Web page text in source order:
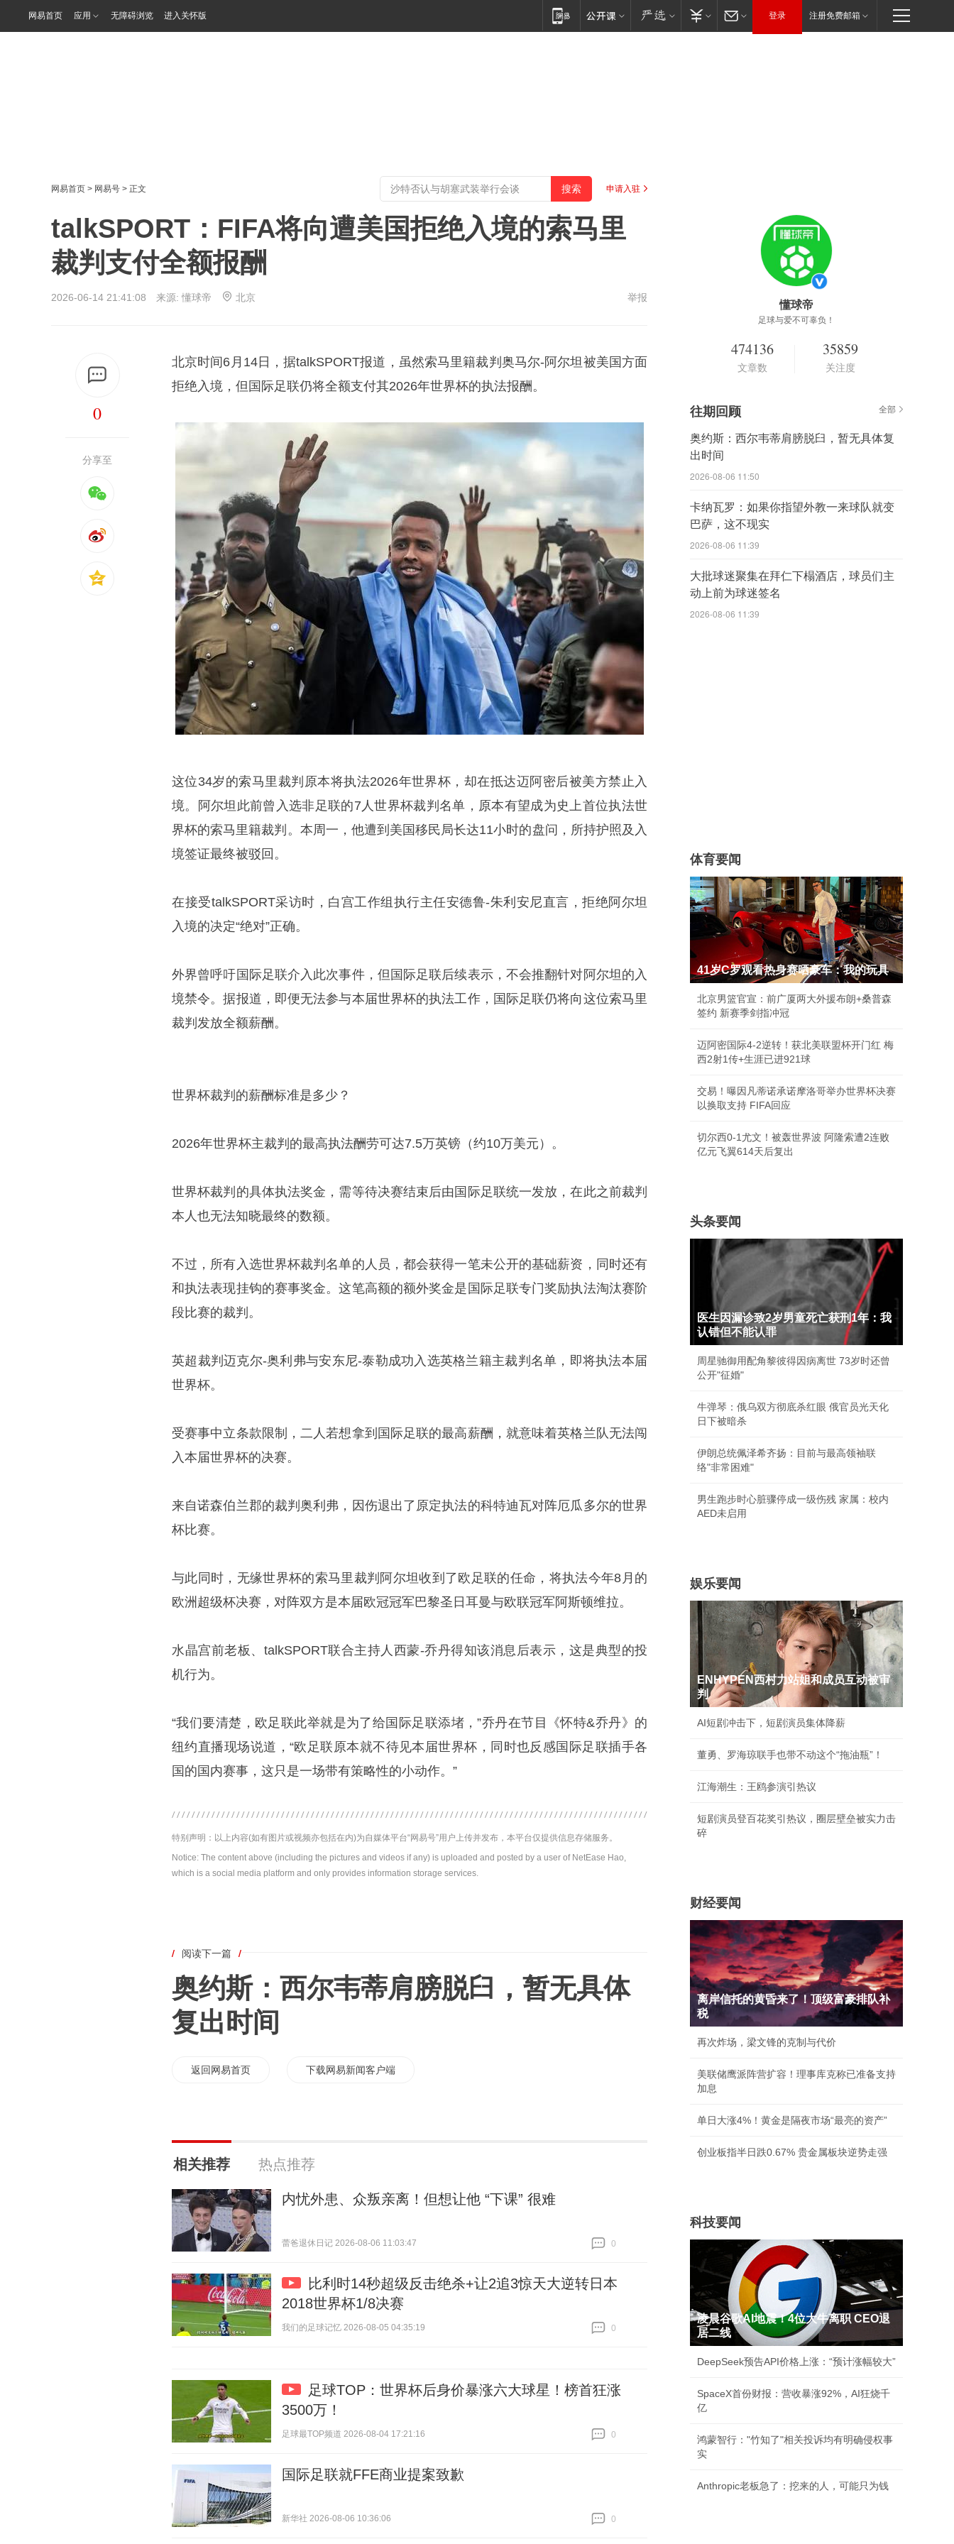
网易首页 应用 无障碍浏览 进入关怀版 登录 注册免费邮箱
网易首页 > 网易号 > 正文 申请入驻
talkSPORT：FIFA将向遭美国拒绝入境的索马里
裁判支付全额报酬
2026-06-14 21:41:08 来源: 懂球帝 北京 举报
0
分享至
北京时间6月14日，据talkSPORT报道，虽然索马里籍裁判奥马尔-阿尔坦被美国方面
拒绝入境，但国际足联仍将全额支付其2026年世界杯的执法报酬。
这位34岁的索马里裁判原本将执法2026年世界杯，却在抵达迈阿密后被美方禁止入
境。阿尔坦此前曾入选非足联的7人世界杯裁判名单，原本有望成为史上首位执法世
界杯的索马里籍裁判。本周一，他遭到美国移民局长达11小时的盘问，所持护照及入
境签证最终被驳回。
在接受talkSPORT采访时，白宫工作组执行主任安德鲁-朱利安尼直言，拒绝阿尔坦
入境的决定“绝对”正确。
外界曾呼吁国际足联介入此次事件，但国际足联后续表示，不会推翻针对阿尔坦的入
境禁令。据报道，即便无法参与本届世界杯的执法工作，国际足联仍将向这位索马里
裁判发放全额薪酬。
世界杯裁判的薪酬标准是多少？
2026年世界杯主裁判的最高执法酬劳可达7.5万英镑（约10万美元）。
世界杯裁判的具体执法奖金，需等待决赛结束后由国际足联统一发放，在此之前裁判
本人也无法知晓最终的数额。
不过，所有入选世界杯裁判名单的人员，都会获得一笔未公开的基础薪资，同时还有
和执法表现挂钩的赛事奖金。这笔高额的额外奖金是国际足联专门奖励执法淘汰赛阶
段比赛的裁判。
英超裁判迈克尔-奥利弗与安东尼-泰勒成功入选英格兰籍主裁判名单，即将执法本届
世界杯。
受赛事中立条款限制，二人若想拿到国际足联的最高薪酬，就意味着英格兰队无法闯
入本届世界杯的决赛。
来自诺森伯兰郡的裁判奥利弗，因伤退出了原定执法的科特迪瓦对阵厄瓜多尔的世界
杯比赛。
与此同时，无缘世界杯的索马里裁判阿尔坦收到了欧足联的任命，将执法今年8月的
欧洲超级杯决赛，对阵双方是本届欧冠冠军巴黎圣日耳曼与欧联冠军阿斯顿维拉。
水晶宫前老板、talkSPORT联合主持人西蒙-乔丹得知该消息后表示，这是典型的投
机行为。
“我们要清楚，欧足联此举就是为了给国际足联添堵，”乔丹在节目《怀特&乔丹》的
纽约直播现场说道，“欧足联原本就不待见本届世界杯，同时也反感国际足联插手各
国的国内赛事，这只是一场带有策略性的小动作。”
特别声明：以上内容(如有图片或视频亦包括在内)为自媒体平台“网易号”用户上传并发布，本平台仅提供信息存储服务。
Notice: The content above (including the pictures and videos if any) is uploaded and posted by a user of NetEase Hao,
which is a social media platform and only provides information storage services.
/ 阅读下一篇 /
奥约斯：西尔韦蒂肩膀脱臼，暂无具体
复出时间
返回网易首页 下载网易新闻客户端
相关推荐 热点推荐
内忧外患、众叛亲离！但想让他 “下课” 很难
蕾爸退休日记 2026-08-06 11:03:47
0
比利时14秒超级反击绝杀+让2追3惊天大逆转日本
2018世界杯1/8决赛
我们的足球记忆 2026-08-05 04:35:19
0
足球TOP：世界杯后身价暴涨六大球星！榜首狂涨
3500万！
足球最TOP频道 2026-08-04 17:21:16
0
国际足联就FFE商业提案致歉
新华社 2026-08-06 10:36:06
0
懂球帝
足球与爱不可辜负！
474136
文章数
35859
关注度
往期回顾 全部
奥约斯：西尔韦蒂肩膀脱臼，暂无具体复
出时间
2026-08-06 11:50
卡纳瓦罗：如果你指望外教一来球队就变
巴萨，这不现实
2026-08-06 11:39
大批球迷聚集在拜仁下榻酒店，球员们主
动上前为球迷签名
2026-08-06 11:39
体育要闻
41岁C罗观看热身赛晒豪车：我的玩具
北京男篮官宣：前广厦两大外援布朗+桑普森
签约 新赛季剑指冲冠
迈阿密国际4-2逆转！获北美联盟杯开门红 梅
西2射1传+生涯已进921球
交易！曝因凡蒂诺承诺摩洛哥举办世界杯决赛
以换取支持 FIFA回应
切尔西0-1尤文！被轰世界波 阿隆索遭2连败
亿元飞翼614天后复出
头条要闻
医生因漏诊致2岁男童死亡获刑1年：我
认错但不能认罪
周星驰御用配角黎彼得因病离世 73岁时还曾
公开"征婚"
牛弹琴：俄乌双方彻底杀红眼 俄官员光天化
日下被暗杀
伊朗总统佩泽希齐扬：目前与最高领袖联
络"非常困难"
男生跑步时心脏骤停成一级伤残 家属：校内
AED未启用
娱乐要闻
ENHYPEN西村力站姐和成员互动被审
判
AI短剧冲击下，短剧演员集体降薪
董勇、罗海琼联手也带不动这个“拖油瓶”！
江海潮生：王鸥参演引热议
短剧演员登百花奖引热议，圈层壁垒被实力击
碎
财经要闻
离岸信托的黄昏来了！顶级富豪排队补
税
再次炸场，梁文锋的克制与代价
美联储鹰派阵营扩容！理事库克称已准备支持
加息
单日大涨4%！黄金是隔夜市场“最亮的资产”
创业板指半日跌0.67% 贵金属板块逆势走强
科技要闻
凌晨谷歌AI地震！4位大牛离职 CEO退
居二线
DeepSeek预告API价格上涨：“预计涨幅较大”
SpaceX首份财报：营收暴涨92%，AI狂烧千
亿
鸿蒙智行："竹知了"相关投诉均有明确侵权事
实
Anthropic老板急了：挖来的人，可能只为钱